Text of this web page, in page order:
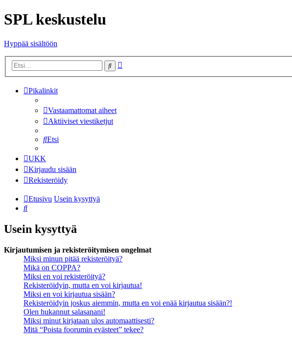
SPL keskustelu
Hyppää sisältöön
Etsi
Pikalinkit
Vastaamattomat aiheet
Aktiiviset viestiketjut
Etsi
UKK
Kirjaudu sisään
Rekisteröidy
Etusivu Usein kysyttyä
Etsi
Usein kysyttyä
Kirjautumisen ja rekisteröitymisen ongelmat
Miksi minun pitää rekisteröityä?
Mikä on COPPA?
Miksi en voi rekisteröityä?
Rekisteröidyin, mutta en voi kirjautua!
Miksi en voi kirjautua sisään?
Rekisteröidyin joskus aiemmin, mutta en voi enää kirjautua sisään?!
Olen hukannut salasanani!
Miksi minut kirjataan ulos automaattisesti?
Mitä “Poista foorumin evästeet” tekee?